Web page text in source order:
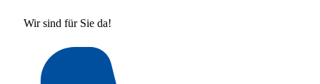
Wir sind für Sie da!